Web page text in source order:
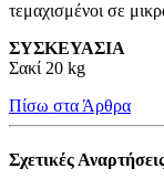
τεμαχισμένοι σε
ΣΥΣΚΕΥΑΣΙΑ
Σακί 20 kg
Πίσω στα Άρθρα
Σχετικές